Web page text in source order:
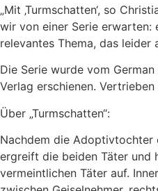
„Mit ‚Turmschatten‘, so
wir von einer Serie erwarten:
relevantes Thema, das leider
Die Serie wurde vom
Verlag erschienen.
Über „Turmschatten“:
Nachdem die Adoptivtochter
ergreift die beiden Täter und
vermeintlichen Täter auf.